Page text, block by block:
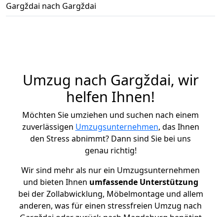
Gargždai nach Gargždai
Umzug nach Gargždai, wir
helfen Ihnen!
Möchten Sie umziehen und suchen nach einem
zuverlässigen Umzugsunternehmen, das Ihnen
den Stress abnimmt? Dann sind Sie bei uns
genau richtig!
Wir sind mehr als nur ein Umzugsunternehmen
und bieten Ihnen umfassende Unterstützung
bei der Zollabwicklung, Möbelmontage und allem
anderen, was für einen stressfreien Umzug nach